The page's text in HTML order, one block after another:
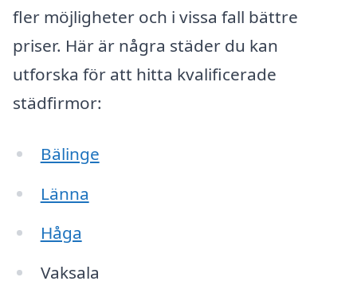
fler möjligheter och i vissa fall bättre
priser. Här är några städer du kan
utforska för att hitta kvalificerade
städfirmor:
Bälinge
Länna
Håga
Vaksala